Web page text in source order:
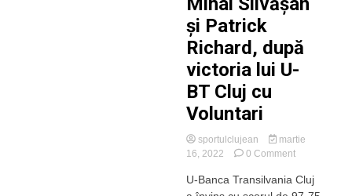
și Patrick
Richard, după
victoria lui U-
BT Cluj cu
Voluntari
sportulclujean
martie
16, 2022
0 Commenton
Mihai
U-Banca Transilvania Cluj